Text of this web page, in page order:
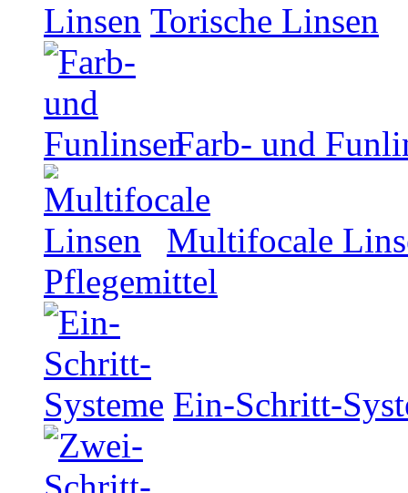
Torische Linsen
Farb- und
Multifocale
Pflegemittel
Ein-Schritt-